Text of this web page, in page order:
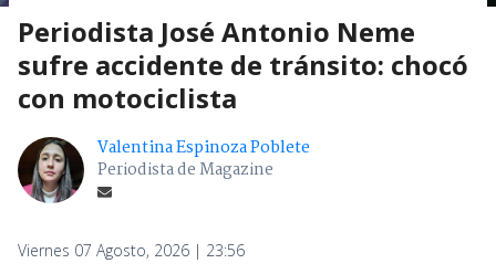
Periodista José Antonio Neme
con motociclista